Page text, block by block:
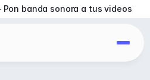
banda sonora a tus videos